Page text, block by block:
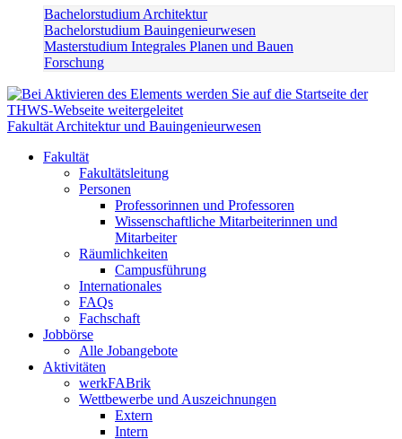
Bachelorstudium Architektur
Bachelorstudium Bauingenieurwesen
Masterstudium Integrales Planen und Bauen
Forschung
Fakultät Architektur und Bauingenieurwesen
Fakultät
Fakultätsleitung
Personen
Professorinnen und Professoren
Wissenschaftliche Mitarbeiterinnen und
Mitarbeiter
Räumlichkeiten
Campusführung
Internationales
FAQs
Fachschaft
Jobbörse
Alle Jobangebote
Aktivitäten
werkFABrik
Wettbewerbe und Auszeichnungen
Extern
Intern